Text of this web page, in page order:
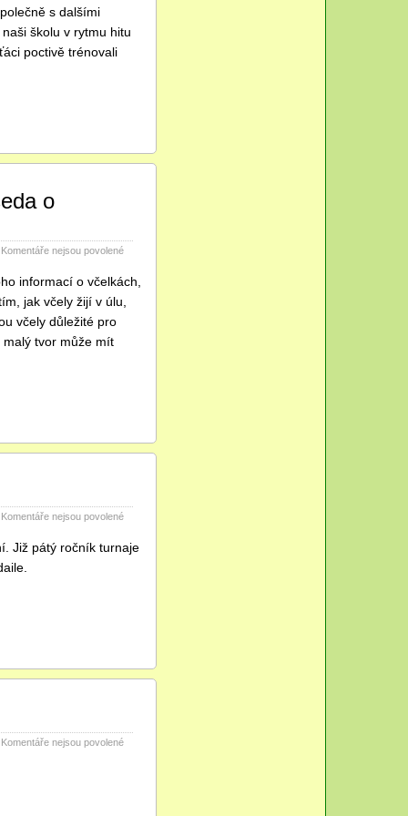
3.
s dalšími
školu v rytmu hitu
poctivě trénovali
o
Komentáře nejsou povolenéu
s
Malí
2.,
informací o včelkách,
jak včely žijí v úlu,
včely důležité pro
tvor může mít
Komentáře nejsou povolenéu
s
Již pátý ročník turnaje
Komentáře nejsou povolenéu